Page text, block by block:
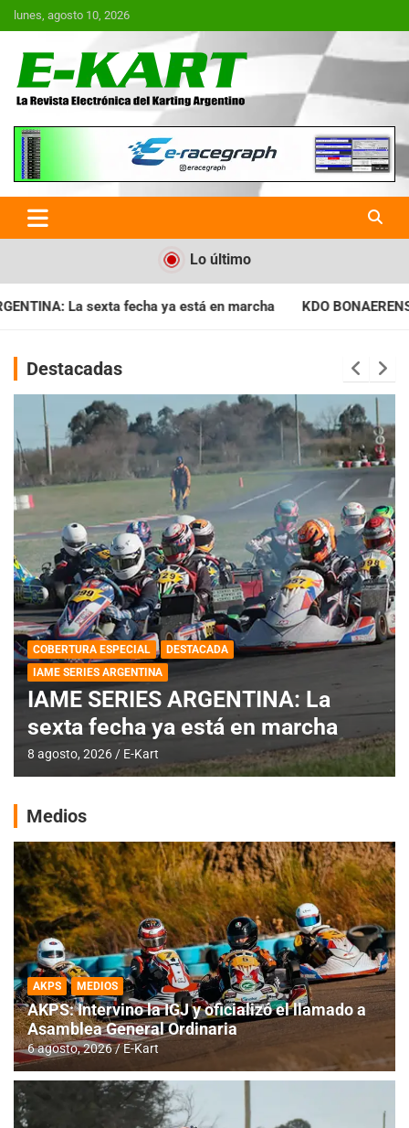
Saltar
al
lunes, agosto 10, 2026
E-Kart.com.ar | La Revista
Electrónica del Karting en
Argentina
Lo último
ya está en marcha KDO BONAERENSE: Con la vara bien
Destacadas
COBERTURA ESPECIAL
DESTACADA
IAME SERIES ARGENTINA
IAME SERIES ARGENTINA: La
sexta fecha ya está en marcha
8 agosto, 2026 E-Kart
Medios
AKPS MEDIOS
AKPS: Intervino la IGJ y oficializó el llamado a
Asamblea General Ordinaria
6 agosto, 2026 E-Kart